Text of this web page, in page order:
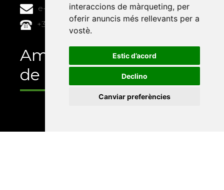
interaccions de màrqueting, per
oferir anuncis més rellevants per a
vostè.
Estic d’acord
Declino
Canviar preferències
e-buc@vives.org
+34 964 72 89 93
Amb el suport
de